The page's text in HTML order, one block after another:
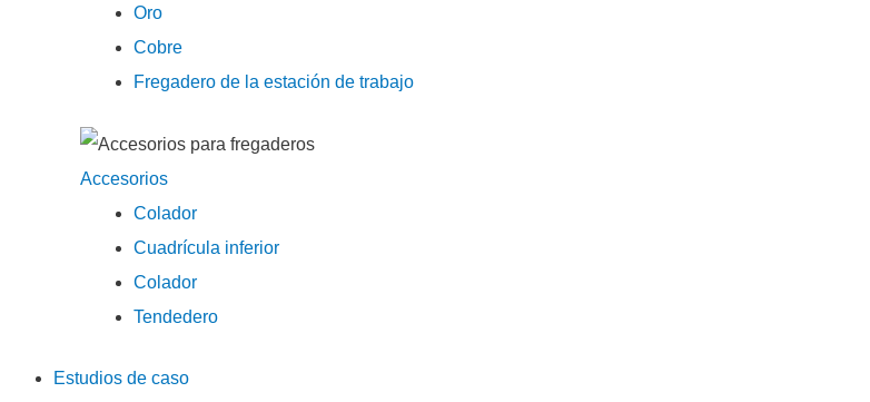
Oro
Cobre
Fregadero de la estación de trabajo
Accesorios
Colador
Cuadrícula inferior
Colador
Tendedero
Estudios de caso